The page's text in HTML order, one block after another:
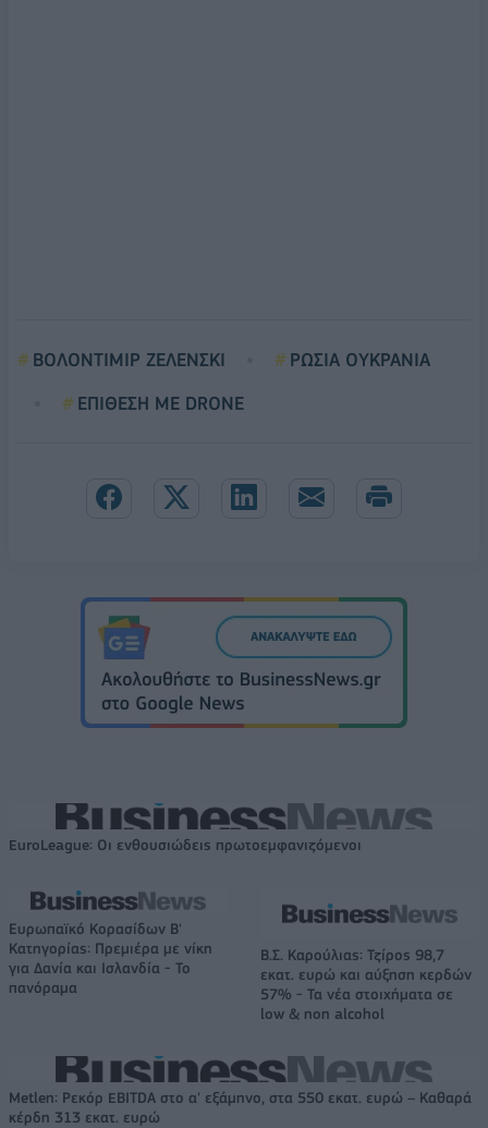
ΒΟΛΟΝΤΙΜΙΡ ΖΕΛΕΝΣΚΙ
ΡΩΣΙΑ ΟΥΚΡΑΝΙΑ
ΕΠΙΘΕΣΗ ΜΕ DRONE
EuroLeague: Οι ενθουσιώδεις πρωτοεμφανιζόμενοι
Ευρωπαϊκό Κορασίδων Β'
Κατηγορίας: Πρεμιέρα με νίκη
για Δανία και Ισλανδία - Το
πανόραμα
Β.Σ. Καρούλιας: Τζίρος 98,7
εκατ. ευρώ και αύξηση κερδών
57% - Τα νέα στοιχήματα σε
low & non alcohol
Metlen: Ρεκόρ EBITDA στο α' εξάμηνο, στα 550 εκατ. ευρώ – Καθαρά
κέρδη 313 εκατ. ευρώ